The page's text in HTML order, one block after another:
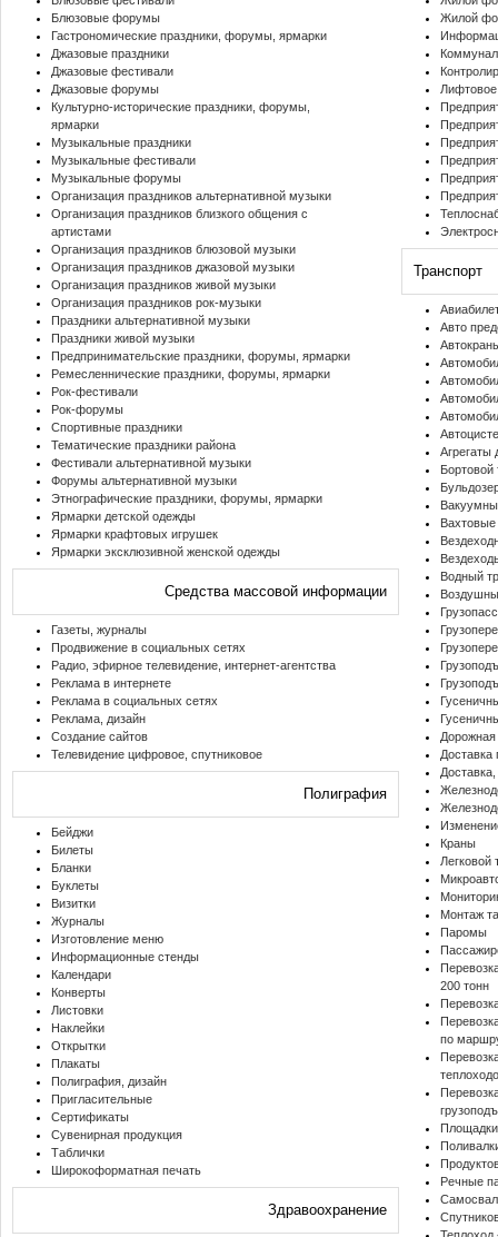
Блюзовые форумы
Гастрономические праздники, форумы, ярмарки
Джазовые праздники
Джазовые фестивали
Джазовые форумы
Культурно-исторические праздники, форумы,
ярмарки
Музыкальные праздники
Музыкальные фестивали
Музыкальные форумы
Организация праздников альтернативной музыки
Организация праздников близкого общения с
артистами
Организация праздников блюзовой музыки
Организация праздников джазовой музыки
Организация праздников живой музыки
Организация праздников рок-музыки
Праздники альтернативной музыки
Праздники живой музыки
Предпринимательские праздники, форумы, ярмарки
Ремесленнические праздники, форумы, ярмарки
Рок-фестивали
Рок-форумы
Спортивные праздники
Тематические праздники района
Фестивали альтернативной музыки
Форумы альтернативной музыки
Этнографические праздники, форумы, ярмарки
Ярмарки детской одежды
Ярмарки крафтовых игрушек
Ярмарки эксклюзивной женской одежды
Средства массовой информации
Газеты, журналы
Продвижение в социальных сетях
Радио, эфирное телевидение, интернет-агентства
Реклама в интернете
Реклама в социальных сетях
Реклама, дизайн
Создание сайтов
Телевидение цифровое, спутниковое
Полиграфия
Бейджи
Билеты
Бланки
Буклеты
Визитки
Журналы
Изготовление меню
Информационные стенды
Календари
Конверты
Листовки
Наклейки
Открытки
Плакаты
Полиграфия, дизайн
Пригласительные
Сертификаты
Сувенирная продукция
Таблички
Широкоформатная печать
Здравоохранение
Жилой
Лифтовое
Транспорт
Авто
Агрегаты
Бортовой
Водный
Дорожная
Доставка
Краны
Легковой
Монтаж
Паромы
200 тонн
по
Площадки
Речные